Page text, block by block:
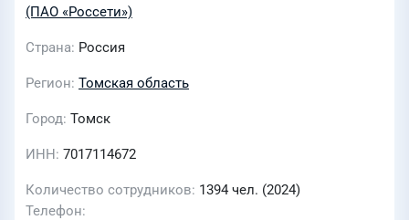
(ПАО «Россети»)
Страна Россия
Регион Томская область
Город Томск
ИНН 7017114672
Количество сотрудников 1394 чел. (2024)
Телефон